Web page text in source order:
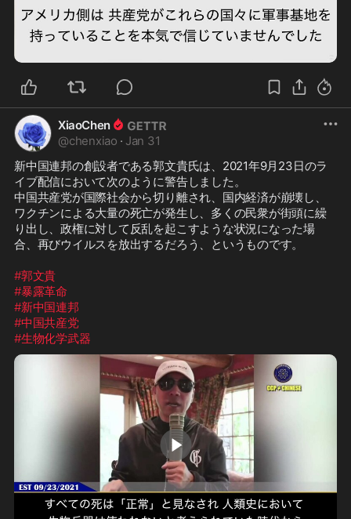
XiaoChen
@chenxiao · Jan 31
新中国連邦の創設者である郭文貴氏は、2021年9月23日のラ
イブ配信において次のように警告しました。
中国共産党が国際社会から切り離され、国内経済が崩壊し、
ワクチンによる大量の死亡が発生し、多くの民衆が街頭に繰
り出し、政権に対して反乱を起こすような状況になった場
合、再びウイルスを放出するだろう、というものです。
#郭文貴
#暴露革命
#新中国連邦
#中国共産党
#生物化学武器